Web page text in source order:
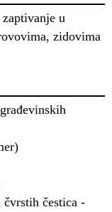
u
zidovima
čestica -